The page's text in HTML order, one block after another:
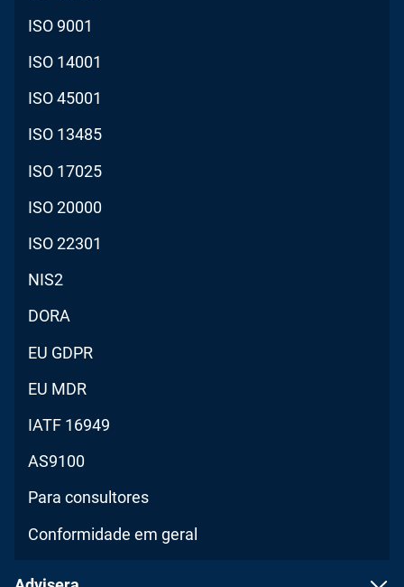
ISO 9001
ISO 14001
ISO 45001
ISO 13485
ISO 17025
ISO 20000
ISO 22301
NIS2
DORA
EU GDPR
EU MDR
IATF 16949
AS9100
Para consultores
Conformidade em geral